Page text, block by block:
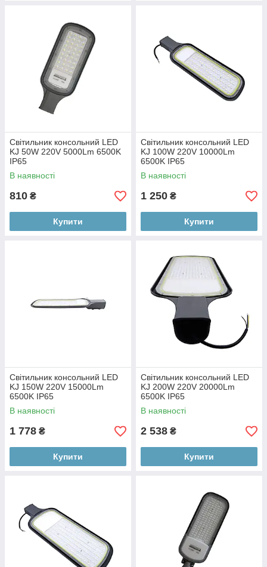
Світильник консольний LED
KJ 50W 220V 5000Lm 6500K
IP65
В наявності
810 ₴
Купити
Світильник консольний LED
KJ 100W 220V 10000Lm
6500K IP65
В наявності
1 250 ₴
Купити
Світильник консольний LED
KJ 150W 220V 15000Lm
6500K IP65
В наявності
1 778 ₴
Купити
Світильник консольний LED
KJ 200W 220V 20000Lm
6500K IP65
В наявності
2 538 ₴
Купити